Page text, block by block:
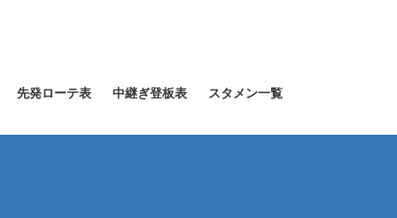
先発ローテ表 中継ぎ登板表 スタメン一覧